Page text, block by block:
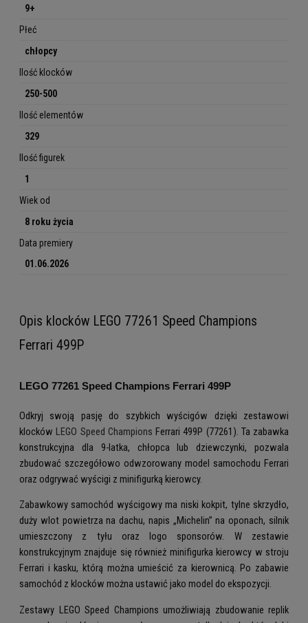
9+
Płeć
chłopcy
Ilość klocków
250-500
Ilość elementów
329
Ilość figurek
1
Wiek od
8 roku życia
Data premiery
01.06.2026
Opis klocków LEGO 77261 Speed Champions
Ferrari 499P
LEGO 77261 Speed Champions Ferrari 499P
Odkryj swoją pasję do szybkich wyścigów dzięki zestawowi
klocków LEGO Speed Champions Ferrari 499P (77261). Ta zabawka
konstrukcyjna dla 9-latka, chłopca lub dziewczynki, pozwala
zbudować szczegółowo odwzorowany model samochodu Ferrari
oraz odgrywać wyścigi z minifigurką kierowcy.
Zabawkowy samochód wyścigowy ma niski kokpit, tylne skrzydło,
duży wlot powietrza na dachu, napis „Michelin” na oponach, silnik
umieszczony z tyłu oraz logo sponsorów. W zestawie
konstrukcyjnym znajduje się również minifigurka kierowcy w stroju
Ferrari i kasku, którą można umieścić za kierownicą. Po zabawie
samochód z klocków można ustawić jako model do ekspozycji.
Zestawy LEGO Speed Champions umożliwiają zbudowanie replik